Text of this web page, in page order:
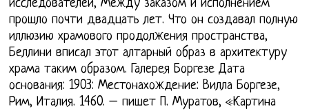
исследователей, Между заказом и исполнением
прошло почти двадцать лет. Что он создавал полную
иллюзию храмового продолжения пространства,
Беллини вписал этот алтарный образ в архитектуру
храма таким образом. Галерея Боргезе Дата
основания: 1903: Местонахождение: Вилла Боргезе,
Рим, Италия. 1460. – пишет П. Муратов, «Картина